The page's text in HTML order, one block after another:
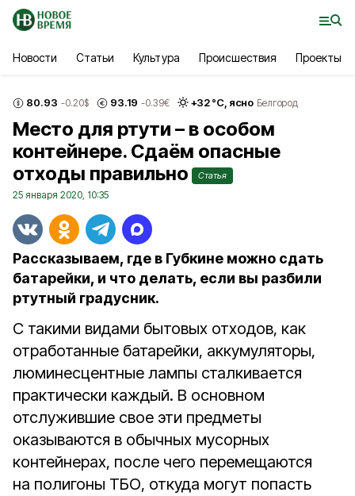
Новости Статьи Культура Происшествия Проекты
80.93 -0.20$ 93.19 -0.39€ +32°С, ясно Белгород
Место для ртути – в особом
контейнере. Сдаём опасные
отходы правильно
Статья
25 января 2020, 10:35
Рассказываем, где в Губкине можно сдать
батарейки, и что делать, если вы разбили
ртутный градусник.
С такими видами бытовых отходов, как
отработанные батарейки, аккумуляторы,
люминесцентные лампы сталкивается
практически каждый. В основном
отслужившие свое эти предметы
оказываются в обычных мусорных
контейнерах, после чего перемещаются
на полигоны ТБО, откуда могут попасть